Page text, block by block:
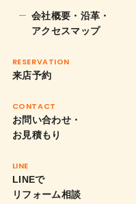
会社概要・沿革・
アクセスマップ
RESERVATION
来店予約
CONTACT
お問い合わせ・
お見積もり
LINE
LINEで
リフォーム相談